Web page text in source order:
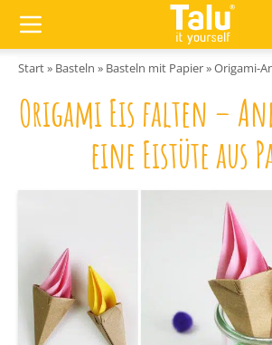
Start» Basteln » Basteln mit Papier»Origami-
Origami Eis falten –
eine Eistüte aus